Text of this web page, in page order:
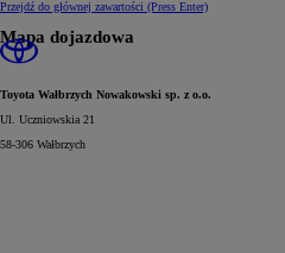
Przejdź do głównej zawartości (Press Enter)
Mapa dojazdowa
Toyota Wałbrzych Nowakowski sp. z o.o.
Ul. Uczniowskia 21
58-306 Wałbrzych